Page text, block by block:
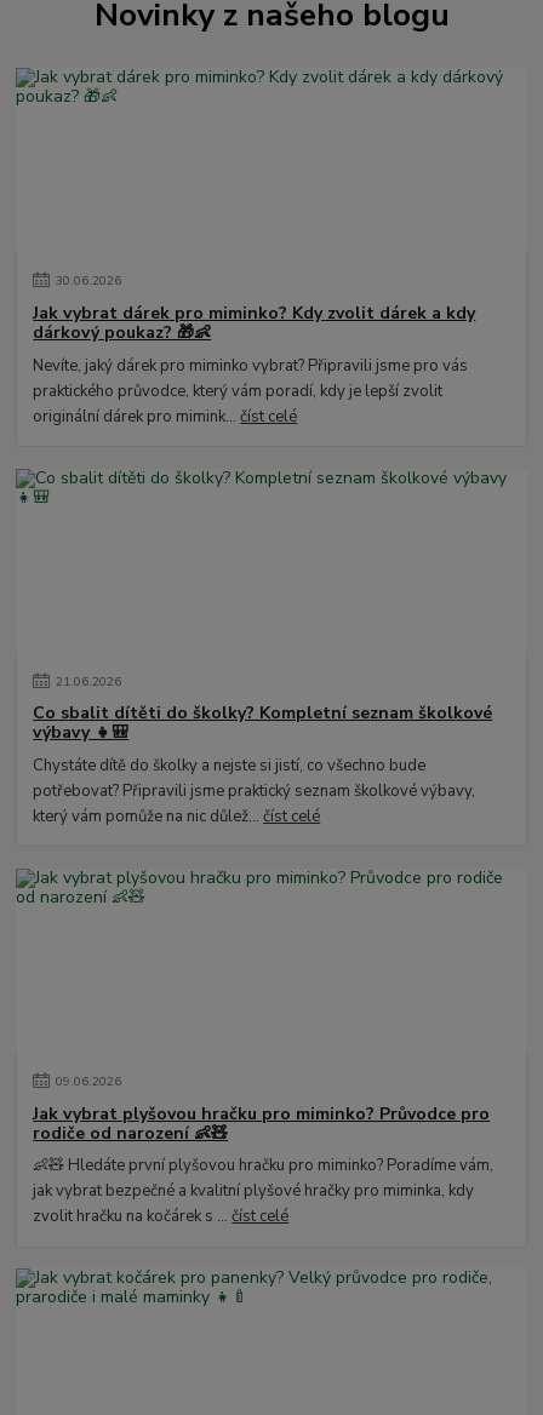
Novinky z našeho blogu
30.06.2026
Jak vybrat dárek pro miminko? Kdy zvolit dárek a kdy
dárkový poukaz? 🎁👶
Nevíte, jaký dárek pro miminko vybrat? Připravili jsme pro vás
praktického průvodce, který vám poradí, kdy je lepší zvolit
originální dárek pro mimink...číst celé
21.06.2026
Co sbalit dítěti do školky? Kompletní seznam školkové
výbavy 👧🎒
Chystáte dítě do školky a nejste si jistí, co všechno bude
potřebovat? Připravili jsme praktický seznam školkové výbavy,
který vám pomůže na nic důlež...číst celé
09.06.2026
Jak vybrat plyšovou hračku pro miminko? Průvodce pro
rodiče od narození 👶🧸
👶🧸 Hledáte první plyšovou hračku pro miminko? Poradíme vám,
jak vybrat bezpečné a kvalitní plyšové hračky pro miminka, kdy
zvolit hračku na kočárek s ...číst celé